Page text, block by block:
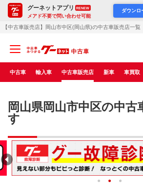
グーネットアプリ RENEW
メアド不要で問い合わせ可能
ダウンロ
【中古車販売店】岡山市中区(岡山県)の中古車販売店一覧
中古車 輸入車 中古車販売店 新車 車買取
岡山県岡山市中区の中古
す